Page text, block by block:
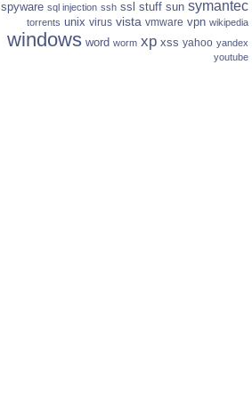
spyware sql injection ssh ssl stuff sun symantec
torrents unix virus vista vmware vpn wikipedia
windows word worm xp xss yahoo yandex
youtube